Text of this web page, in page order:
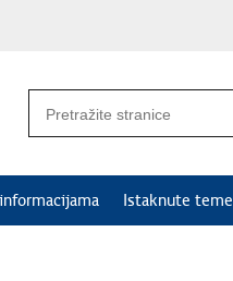
Istaknute teme